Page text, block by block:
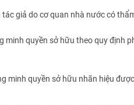
giả do cơ quan nhà nước có
minh quyền sở hữu theo quy định
minh quyền sở hữu nhãn hiệu